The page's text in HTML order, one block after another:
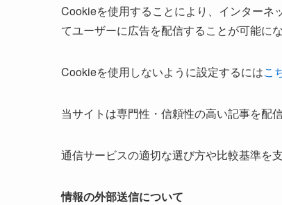
Cookieを使用することにより、インターネ
てユーザーに広告を配信することが可能にな
Cookieを使用しないように設定するにはこ
当サイトは専門性・信頼性の高い記事を配
通信サービスの適切な選び方や比較基準を
情報の外部送信について